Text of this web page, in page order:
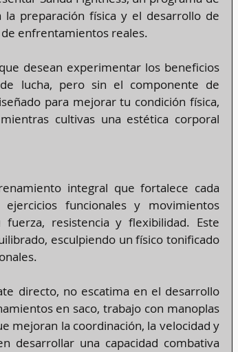
preparación física y el desarrollo de
enfrentamientos reales.
desean experimentar los beneficios
lucha, pero sin el componente de
para mejorar tu condición física,
cultivas una estética corporal
integral que fortalece cada
funcionales y movimientos
resistencia y flexibilidad. Este
esculpiendo un físico tonificado
directo, no escatima en el desarrollo
en saco, trabajo con manoplas
mejoran la coordinación, la velocidad y
desarrollar una capacidad combativa